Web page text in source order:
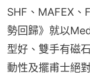
SHF、MAFEX
勢回歸》就以
型好、雙手有磁
動性及擺甫士絕